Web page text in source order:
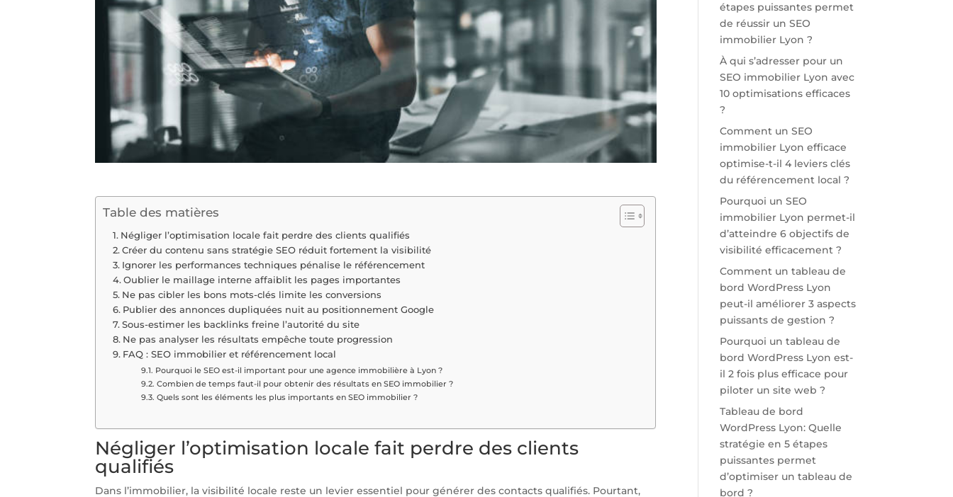
Table des matières
Négliger l’optimisation locale fait perdre des clients qualifiés
Créer du contenu sans stratégie SEO réduit fortement la visibilité
Ignorer les performances techniques pénalise le référencement
Oublier le maillage interne affaiblit les pages importantes
Ne pas cibler les bons mots-clés limite les conversions
Publier des annonces dupliquées nuit au positionnement Google
Sous-estimer les backlinks freine l’autorité du site
Ne pas analyser les résultats empêche toute progression
FAQ : SEO immobilier et référencement local
Pourquoi le SEO est-il important pour une agence immobilière à Lyon ?
Combien de temps faut-il pour obtenir des résultats en SEO immobilier ?
Quels sont les éléments les plus importants en SEO immobilier ?
Négliger l’optimisation locale fait perdre des clients
qualifiés
Dans l’immobilier, la visibilité locale reste un levier essentiel pour générer des contacts qualifiés. Pourtant,
étapes puissantes permet
de réussir un SEO
immobilier Lyon ?
À qui s’adresser pour un
SEO immobilier Lyon avec
10 optimisations efficaces
?
Comment un SEO
immobilier Lyon efficace
optimise-t-il 4 leviers clés
du référencement local ?
Pourquoi un SEO
immobilier Lyon permet-il
d’atteindre 6 objectifs de
visibilité efficacement ?
Comment un tableau de
bord WordPress Lyon
peut-il améliorer 3 aspects
puissants de gestion ?
Pourquoi un tableau de
bord WordPress Lyon est-
il 2 fois plus efficace pour
piloter un site web ?
Tableau de bord
WordPress Lyon: Quelle
stratégie en 5 étapes
puissantes permet
d’optimiser un tableau de
bord ?